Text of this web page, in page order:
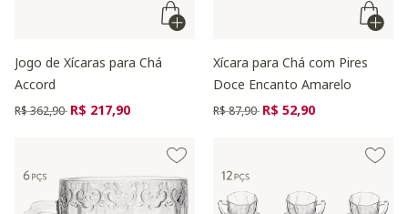
Jogo de Xícaras para Chá
Accord
Preço reduzido de
R$ 362,90 para
R$ 217,90
Xícara para Chá com Pires
Doce Encanto Amarelo
Preço reduzido de
R$ 87,90 para
R$ 52,90